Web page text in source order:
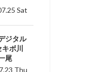
Sat
ジタル
ボ川
尾
Thu